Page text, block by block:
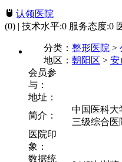
认领医院
(0) | 技术水平:0 服务态度:0
分类： 整形医院 >
地区： 朝阳区 > 安
会员参
与：
地址：
简介：
中国医科
三级综合医
医院印
象：
数据统